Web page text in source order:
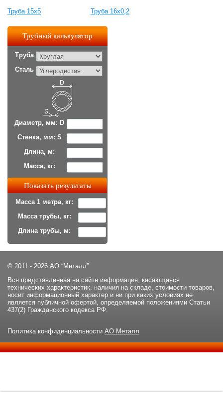
Труба 15х5 Труба 16х0,2
Трубный калькулятор
Труба
Сталь
Диаметр, мм: D
Стенка, мм: S
Длина, м:
Масса, кг:
Масса 1 метра, кг:
Масса трубы, кг:
Длина трубы, м:
© 2011 - 2026 АО “Металл”
Вся представленная на сайте информация, касающаяся
технических характеристик, наличия на складе, стоимости товаров,
носит информационный характер и ни при каких условиях не
является публичной офертой, определяемой положениями Статьи
437(2) Гражданского кодекса РФ.
Политика конфиденциальности АО Металл